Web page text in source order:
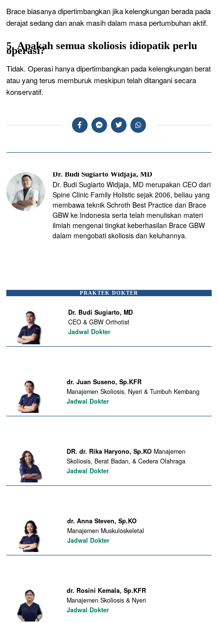
Brace biasanya dipertimbangkan jika kelengkungan berada pada
derajat sedang dan anak masih dalam masa pertumbuhan aktif.
5. Apakah semua skoliosis idiopatik perlu
operasi?
Tidak. Operasi hanya dipertimbangkan pada kelengkungan berat
atau yang terus memburuk meskipun telah ditangani secara
konservatif.
Dr. Budi Sugiarto Widjaja, MD
Dr. Budi Sugiarto Widjaja, MD merupakan CEO dari
Spine Clinic Family Holistic sejak 2006, beliau yang
membawa teknik Schroth Best Practice dan Brace
GBW ke Indonesia serta telah menuliskan materi
ilmiah mengenai tingkat keberhasilan Brace GBW
dalam mengobati skoliosis dan keluhannya.
PRAKTEK DOKTER
Dr. Budi Sugiarto, MD
CEO & GBW Orthotist
Jadwal Dokter
dr. Juan Suseno, Sp.KFR
Manajemen Skoliosis, Nyeri & Tumbuh Kembang
Jadwal Dokter
DR. dr. Rika Haryono, Sp.KO Manajemen
Skoliosis, Berat Badan, & Cedera Olahraga
Jadwal Dokter
dr. Anna Steven, Sp.KO
Manajemen Muskuloskeletal
Jadwal Dokter
dr. Rosini Kemala, Sp.KFR
Manajemen Skoliosis & Nyeri
Jadwal Dokter